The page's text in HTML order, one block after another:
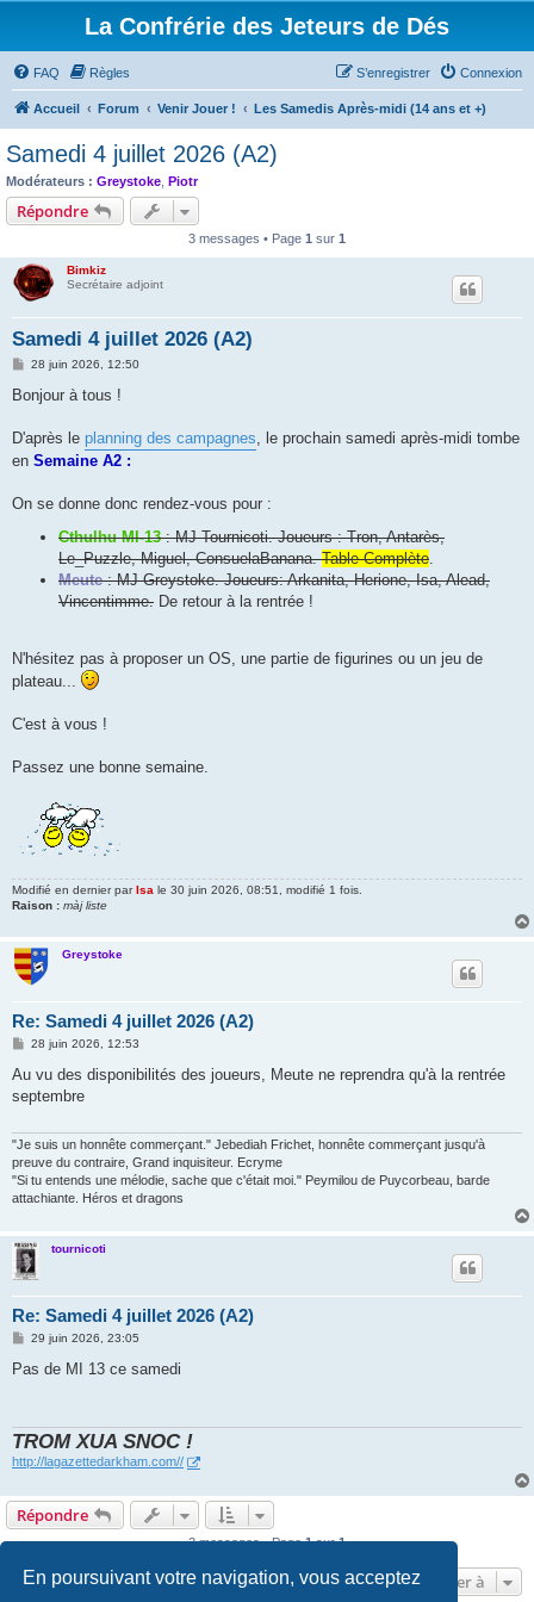
En poursuivant votre navigation, vous acceptez
La Confrérie des Jeteurs de Dés
FAQ Règles Connexion
S’enregistrer
Accueil Forum Venir Jouer ! Les Samedis Après-midi (14 ans et +)
Samedi 4 juillet 2026 (A2)
Modérateurs : Greystoke Piotr
Répondre
3 messages • Page 1 sur 1
Bimkiz
Secrétaire adjoint
Samedi 4 juillet 2026 (A2)
M
s
g
28 juin 2026, 12:50
Bonjour à tous !
D'après le planning des campagnes , le prochain samedi après-midi tombe
en Semaine A2 :
On se donne donc rendez-vous pour :
Cthulhu MI-13: MJ Tournicoti. Joueurs : Tron, Antarès,
Le_Puzzle, Miguel, ConsuelaBanana.Table Complète
Meute: MJ Greystoke. Joueurs: Arkanita, Herione, Isa, Alead,
Vincentimme. De retour à la rentrée !
N'hésitez pas à proposer un OS, une partie de figurines ou un jeu de
plateau...
C'est à vous !
Passez une bonne semaine.
Modifié en dernier parIsa le 30 juin 2026, 08:51, modifié 1 fois.
Raison : màj liste
Greystoke
Re: Samedi 4 juillet 2026 (A2)
M
s
a
28 juin 2026, 12:53
Au vu des disponibilités des joueurs, Meute ne reprendra qu'à la rentrée
septembre
"Je suis un honnête commerçant." Jebediah Frichet, honnête commerçant jusqu'à
preuve du contraire, Grand inquisiteur. Ecryme
"Si tu entends une mélodie, sache que c'était moi." Peymilou de Puycorbeau, barde
attachiante. Héros et dragons
tournicoti
Re: Samedi 4 juillet 2026 (A2)
M
s
29 juin 2026, 23:05
Pas de MI 13 ce samedi
TROM XUA SNOC !
http://lagazettedarkham.com//
Répondre
3 messages • Page1sur1
Aller à